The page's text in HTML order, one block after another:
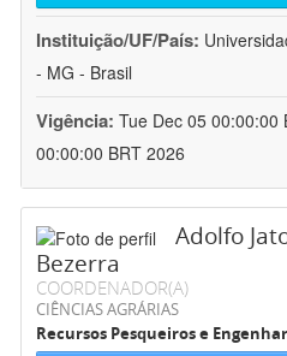
Instituição/UF/País:
- MG - Brasil
Vigência: Tue Dec 05 00:00:00
00:00:00 BRT 2026
Adolfo
Bezerra
COORDENADOR(A)
CIÊNCIAS AGRÁRIAS
Recursos Pesqueiros e